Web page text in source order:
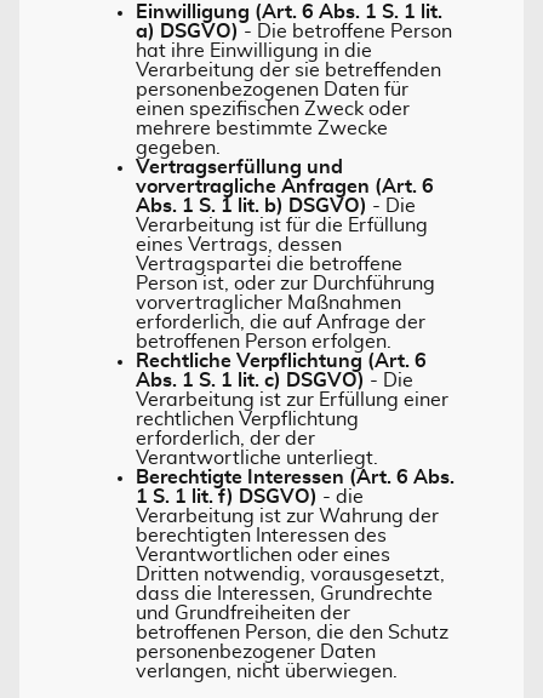
Einwilligung (Art. 6 Abs. 1 S. 1 lit.
a) DSGVO) - Die betroffene Person
hat ihre Einwilligung in die
Verarbeitung der sie betreffenden
personenbezogenen Daten für
einen spezifischen Zweck oder
mehrere bestimmte Zwecke
gegeben.
Vertragserfüllung und
vorvertragliche Anfragen (Art. 6
Abs. 1 S. 1 lit. b) DSGVO) - Die
Verarbeitung ist für die Erfüllung
eines Vertrags, dessen
Vertragspartei die betroffene
Person ist, oder zur Durchführung
vorvertraglicher Maßnahmen
erforderlich, die auf Anfrage der
betroffenen Person erfolgen.
Rechtliche Verpflichtung (Art. 6
Abs. 1 S. 1 lit. c) DSGVO) - Die
Verarbeitung ist zur Erfüllung einer
rechtlichen Verpflichtung
erforderlich, der der
Verantwortliche unterliegt.
Berechtigte Interessen (Art. 6 Abs.
1 S. 1 lit. f) DSGVO) - die
Verarbeitung ist zur Wahrung der
berechtigten Interessen des
Verantwortlichen oder eines
Dritten notwendig, vorausgesetzt,
dass die Interessen, Grundrechte
und Grundfreiheiten der
betroffenen Person, die den Schutz
personenbezogener Daten
verlangen, nicht überwiegen.